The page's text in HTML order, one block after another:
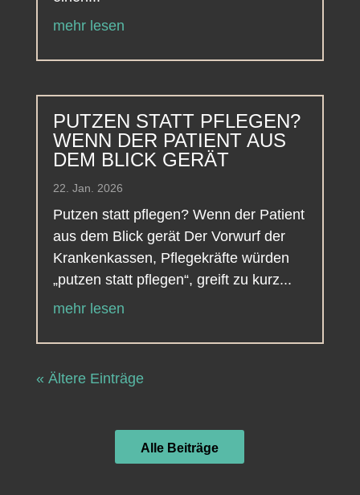
mehr lesen
PUTZEN STATT PFLEGEN?
WENN DER PATIENT AUS
DEM BLICK GERÄT
22. Jan. 2026
Putzen statt pflegen? Wenn der Patient
aus dem Blick gerät Der Vorwurf der
Krankenkassen, Pflegekräfte würden
„putzen statt pflegen“, greift zu kurz...
mehr lesen
« Ältere Einträge
Alle Beiträge